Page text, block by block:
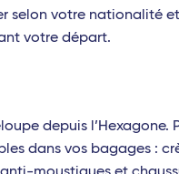
selon votre nationalité
votre départ.
depuis l’Hexagone.
dans vos bagages :